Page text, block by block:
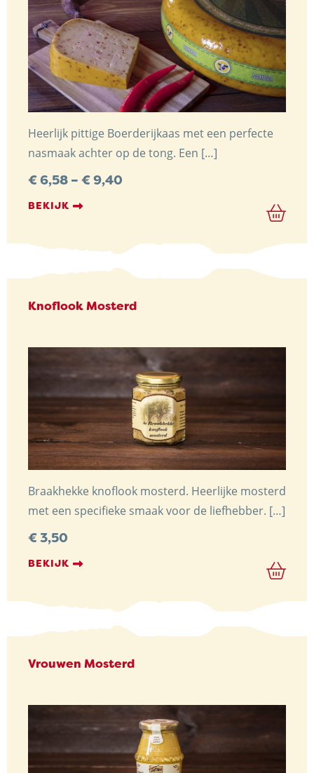
Heerlijk pittige Boerderijkaas met een perfecte
nasmaak achter op de tong. Een […]
€6,58 – €9,40
BEKIJK
Knoflook Mosterd
Braakhekke knoflook mosterd. Heerlijke mosterd
met een specifieke smaak voor de liefhebber. […]
€3,50
BEKIJK
Vrouwen Mosterd